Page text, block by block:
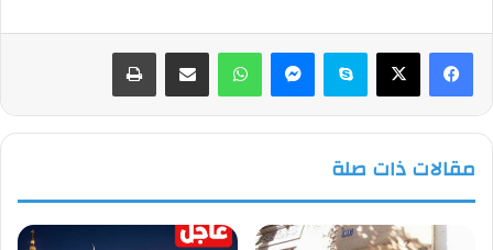
فيسبوك سكايب واتساب
مقالات ذات صلة